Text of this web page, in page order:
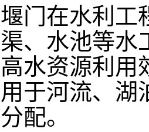
门在水利工
、水池等
水资源利用
于河流、湖
配。